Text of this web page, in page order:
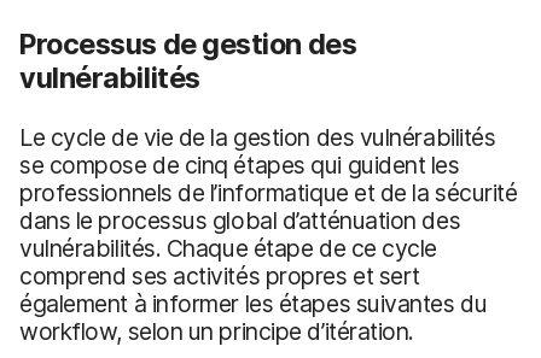
Processus de gestion des
vulnérabilités
Le cycle de vie de la gestion des vulnérabilités
se compose de cinq étapes qui guident les
professionnels de l’informatique et de la sécurité
dans le processus global d’atténuation des
vulnérabilités. Chaque étape de ce cycle
comprend ses activités propres et sert
également à informer les étapes suivantes du
workflow, selon un principe d’itération.